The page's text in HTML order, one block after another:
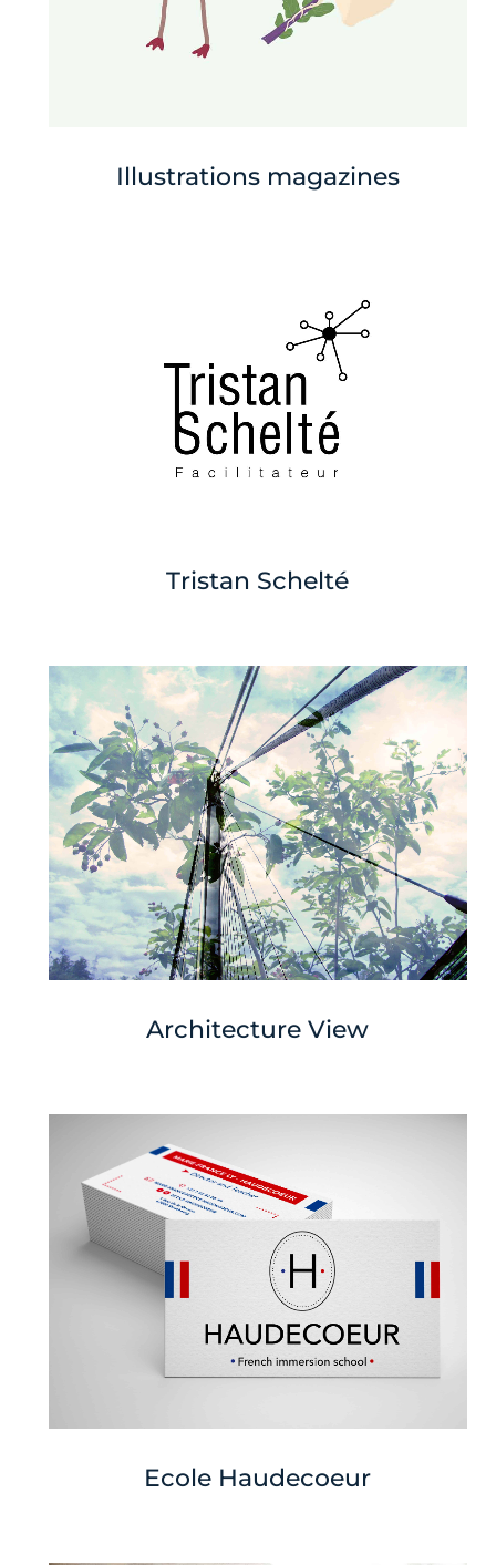
Illustrations magazines
Tristan Schelté
Architecture View
Ecole Haudecoeur